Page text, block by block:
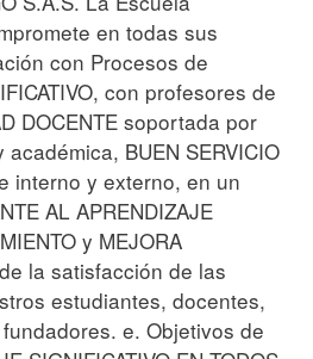
en todas sus
con Procesos de
con profesores de
DOCENTE soportada por
BUEN SERVICIO
interno y externo, en un
AL APRENDIZAJE
y MEJORA
la satisfacción de las
estudiantes, docentes,
e. Objetivos de